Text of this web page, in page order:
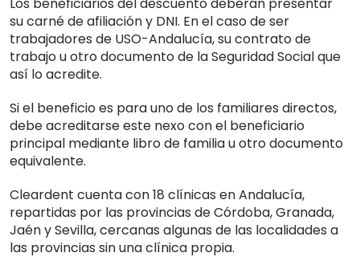
su carné de afiliación y DNI. En el caso de ser
trabajadores de USO-Andalucía, su contrato de
trabajo u otro documento de la Seguridad Social que
así lo acredite.
Si el beneficio es para uno de los familiares directos,
debe acreditarse este nexo con el beneficiario
principal mediante libro de familia u otro documento
equivalente.
Cleardent cuenta con 18 clínicas en Andalucía,
repartidas por las provincias de Córdoba, Granada,
Jaén y Sevilla, cercanas algunas de las localidades a
las provincias sin una clínica propia.